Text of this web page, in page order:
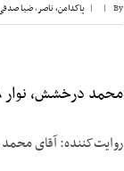
By
|
| پاکدامن، ناصر,ضیا
محمد درخشش، نوار ۸
روایت‌کننده: آقای محمد درخشش تاریخ